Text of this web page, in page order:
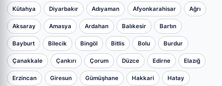
Kütahya Diyarbakır Adıyaman Afyonkarahisar Ağrı
Aksaray Amasya Ardahan Balıkesir Bartın
Bayburt Bilecik Bingöl Bitlis Bolu Burdur
Çanakkale Çankırı Çorum Düzce Edirne Elazığ
Erzincan Giresun Gümüşhane Hakkari Hatay